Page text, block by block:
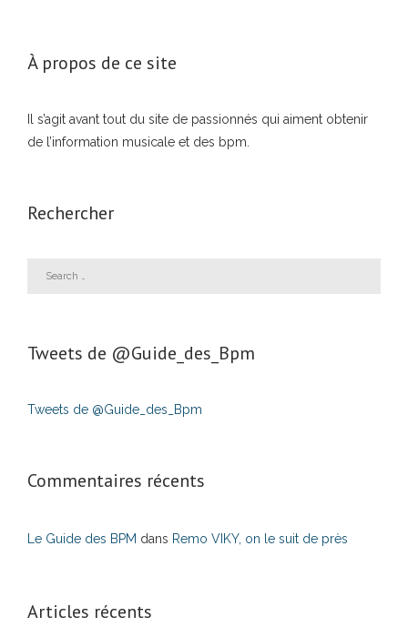
À propos de ce site
Il s’agit avant tout du site de passionnés qui aiment obtenir
de l’information musicale et des bpm.
Rechercher
Tweets de ‎@Guide_des_Bpm
Tweets de @Guide_des_Bpm
Commentaires récents
Le Guide des BPM dans Remo VIKY, on le suit de près
Articles récents